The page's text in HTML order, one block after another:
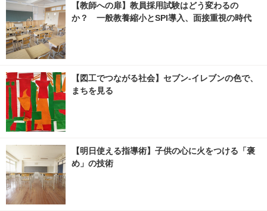
【教師への扉】教員採用試験はどう変わるの
か？ 一般教養縮小とSPI導入、面接重視の時代
【図工でつながる社会】セブン‐イレブンの色で、
まちを見る
【明日使える指導術】子供の心に火をつける「褒
め」の技術